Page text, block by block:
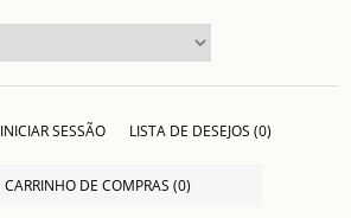
INICIAR SESSÃO LISTA DE DESEJOS (0)
CARRINHO DE COMPRAS (0)